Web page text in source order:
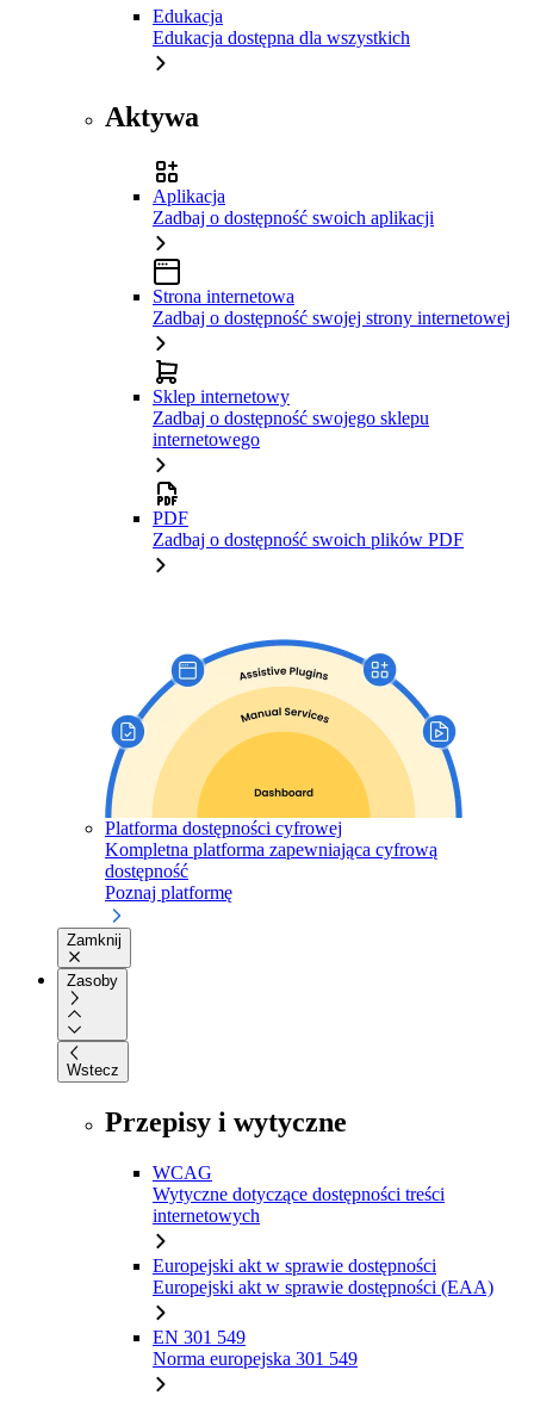
Edukacja
Edukacja dostępna dla wszystkich
Aktywa
Aplikacja
Zadbaj o dostępność swoich aplikacji
Strona internetowa
Zadbaj o dostępność swojej strony internetowej
Sklep internetowy
Zadbaj o dostępność swojego sklepu
internetowego
PDF
Zadbaj o dostępność swoich plików PDF
Platforma dostępności cyfrowej
Kompletna platforma zapewniająca cyfrową
dostępność
Poznaj platformę
Zamknij
Zasoby
Wstecz
Przepisy i wytyczne
WCAG
Wytyczne dotyczące dostępności treści
internetowych
Europejski akt w sprawie dostępności
Europejski akt w sprawie dostępności (EAA)
EN 301 549
Norma europejska 301 549